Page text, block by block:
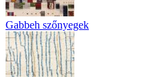
Gabbeh szőnyegek